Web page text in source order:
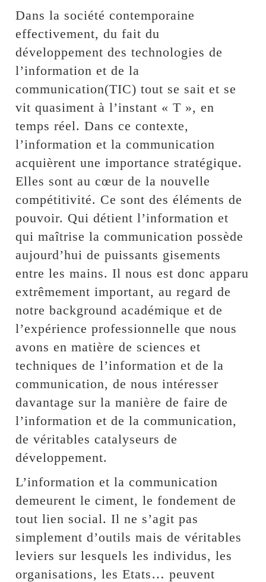
Dans la société contemporaine
effectivement, du fait du
développement des technologies de
l’information et de la
communication(TIC) tout se sait et se
vit quasiment à l’instant « T », en
temps réel. Dans ce contexte,
l’information et la communication
acquièrent une importance stratégique.
Elles sont au cœur de la nouvelle
compétitivité. Ce sont des éléments de
pouvoir. Qui détient l’information et
qui maîtrise la communication possède
aujourd’hui de puissants gisements
entre les mains. Il nous est donc apparu
extrêmement important, au regard de
notre background académique et de
l’expérience professionnelle que nous
avons en matière de sciences et
techniques de l’information et de la
communication, de nous intéresser
davantage sur la manière de faire de
l’information et de la communication,
de véritables catalyseurs de
développement.
L’information et la communication
demeurent le ciment, le fondement de
tout lien social. Il ne s’agit pas
simplement d’outils mais de véritables
leviers sur lesquels les individus, les
organisations, les Etats… peuvent